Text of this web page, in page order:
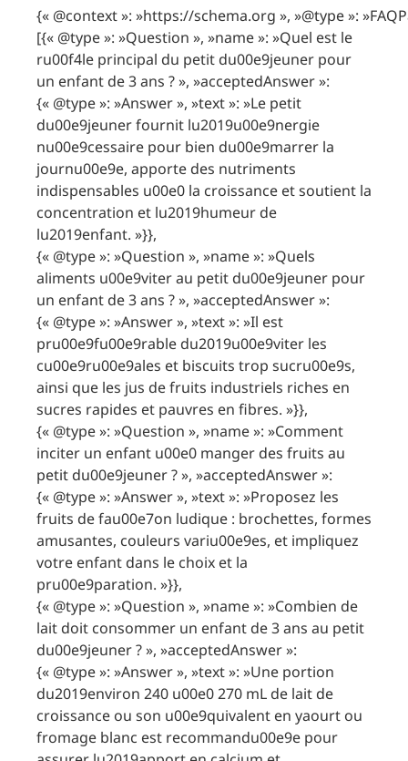
{« @context »: »https://schema.org », »@type »:
[{« @type »: »Question », »name »: »Quel est le
ru00f4le principal du petit du00e9jeuner pour
un enfant de 3 ans ? », »acceptedAnswer »:
{« @type »: »Answer », »text »: »Le petit
du00e9jeuner fournit lu2019u00e9nergie
nu00e9cessaire pour bien du00e9marrer la
journu00e9e, apporte des nutriments
indispensables u00e0 la croissance et soutient la
concentration et lu2019humeur de
lu2019enfant. »}},
{« @type »: »Question », »name »: »Quels
aliments u00e9viter au petit du00e9jeuner pour
un enfant de 3 ans ? », »acceptedAnswer »:
{« @type »: »Answer », »text »: »Il est
pru00e9fu00e9rable du2019u00e9viter les
cu00e9ru00e9ales et biscuits trop sucru00e9s,
ainsi que les jus de fruits industriels riches en
sucres rapides et pauvres en fibres. »}},
{« @type »: »Question », »name »: »Comment
inciter un enfant u00e0 manger des fruits au
petit du00e9jeuner ? », »acceptedAnswer »:
{« @type »: »Answer », »text »: »Proposez les
fruits de fau00e7on ludique : brochettes, formes
amusantes, couleurs variu00e9es, et impliquez
votre enfant dans le choix et la
pru00e9paration. »}},
{« @type »: »Question », »name »: »Combien de
lait doit consommer un enfant de 3 ans au petit
du00e9jeuner ? », »acceptedAnswer »:
{« @type »: »Answer », »text »: »Une portion
du2019environ 240 u00e0 270 mL de lait de
croissance ou son u00e9quivalent en yaourt ou
fromage blanc est recommandu00e9e pour